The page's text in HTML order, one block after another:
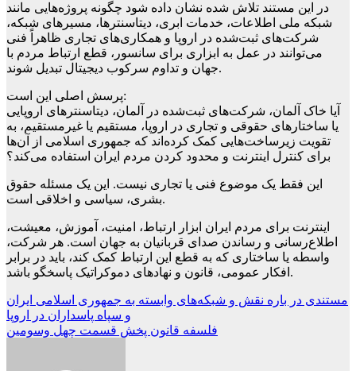
در این مستند تلاش شده نشان داده شود چگونه پروژه‌هایی مانند
شبکه ملی اطلاعات، خدمات ابری، دیتاسنترها، مسیرهای شبکه،
شرکت‌های ثبت‌شده در اروپا و همکاری‌های تجاری ظاهراً فنی
می‌توانند در عمل به ابزاری برای سانسور، قطع ارتباط مردم با
جهان و تداوم سرکوب دیجیتال تبدیل شوند.
پرسش اصلی این است:
آیا خاک آلمان، شرکت‌های ثبت‌شده در آلمان، دیتاسنترهای اروپایی
یا ساختارهای حقوقی و تجاری در اروپا، مستقیم یا غیرمستقیم، به
تقویت زیرساخت‌هایی کمک کرده‌اند که جمهوری اسلامی از آن‌ها
برای کنترل اینترنت و محدود کردن مردم ایران استفاده می‌کند؟
این فقط یک موضوع فنی یا تجاری نیست. این یک مسئله حقوق
بشری، سیاسی و اخلاقی است.
اینترنت برای مردم ایران ابزار ارتباط، امنیت، آموزش، معیشت،
اطلاع‌رسانی و رساندن صدای قربانیان به جهان است. هر شرکت،
واسطه یا ساختاری که به قطع این ارتباط کمک کند، باید در برابر
افکار عمومی، قانون و نهادهای دموکراتیک پاسخگو باشد.
Beitragsnavigation
مستندی در باره نقش و شبکه‌های وابسته به جمهوری اسلامی ایران
و سپاه پاسداران در اروپا
فلسفه قانون پخش قسمت چهل وسومین